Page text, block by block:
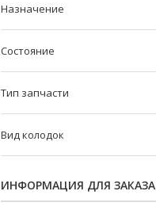
Назначение
Состояние
Тип запчасти
Вид колодок
ИНФОРМАЦИЯ ДЛЯ ЗАКАЗА